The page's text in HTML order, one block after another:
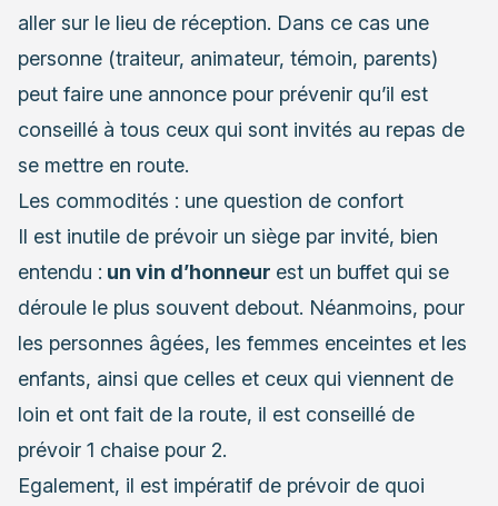
aller sur le lieu de réception. Dans ce cas une
personne (traiteur, animateur, témoin, parents)
peut faire une annonce pour prévenir qu’il est
conseillé à tous ceux qui sont invités au repas de
se mettre en route.
Les commodités : une question de confort
Il est inutile de prévoir un siège par invité, bien
entendu : un vin d’honneur est un buffet qui se
déroule le plus souvent debout. Néanmoins, pour
les personnes âgées, les femmes enceintes et les
enfants, ainsi que celles et ceux qui viennent de
loin et ont fait de la route, il est conseillé de
prévoir 1 chaise pour 2.
Egalement, il est impératif de prévoir de quoi